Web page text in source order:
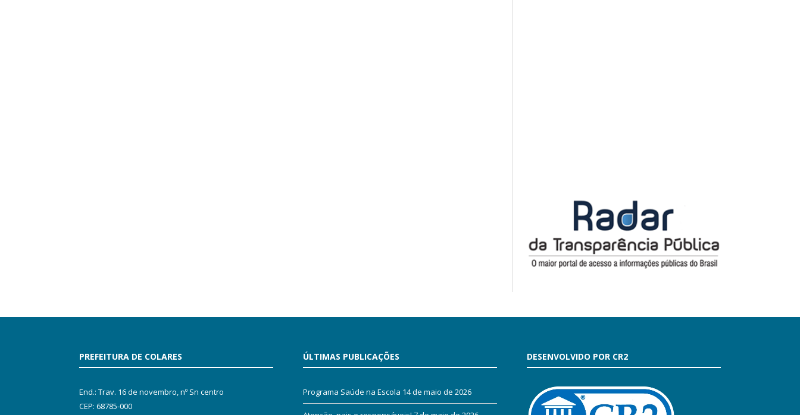
PREFEITURA DE COLARES
End.: Trav. 16 de novembro, nº Sn centro
CEP: 68785-000
ÚLTIMAS PUBLICAÇÕES
Programa Saúde na Escola 14 de maio de 2026
DESENVOLVIDO POR CR2